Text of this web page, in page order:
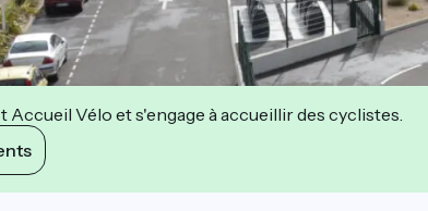
Accueil Vélo et s'engage à accueillir des cyclistes.